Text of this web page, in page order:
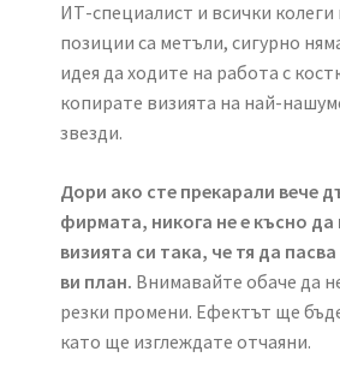
ИТ-специалист и всички колеги
позиции са метъли, сигурно
идея да ходите на работа с
копирате визията на най-
звезди.
Дори ако сте прекарали вече
фирмата, никога не е късно
визията си така, че тя да
ви план. Внимавайте обаче да
резки промени. Ефектът ще
като ще изглеждате отчаяни.